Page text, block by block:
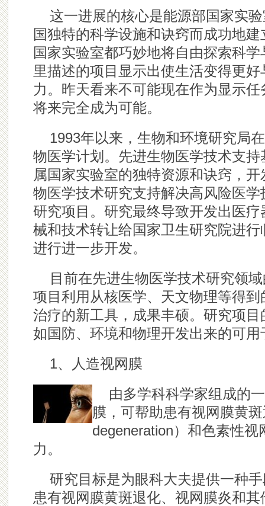
这一进展的核心是能源部国家实
国独特的科学设施和诀窍而成功地
国家实验室都巧妙地将自由探索科
里描述的项目显示出使生活变得更
力。昨天看来不可能现在作为显示
将来完全成为可能。
1993年以来，生物和环境研究局
物医学计划。先进生物医学技术支
属国家实验室的独特资源和诀窍，
物医学技术研究支持解决高风险医
研究项目。研究最终导致开发出医
械和技术转让给国家卫生研究院进
进行进一步开发。
目前在先进生物医学技术研究领
项目利用从核医学、天文物理等得
治疗的新工具，成果丰硕。研究项
如国防、环境和物理开发出来的可
1、人造视网膜
由多学科科学家组成的
膜，可帮助患有视网膜黄
degeneration）和色素性
力。
研究目标是为眼科大夫提供一种
患有视网膜黄斑退化、视网膜炎和